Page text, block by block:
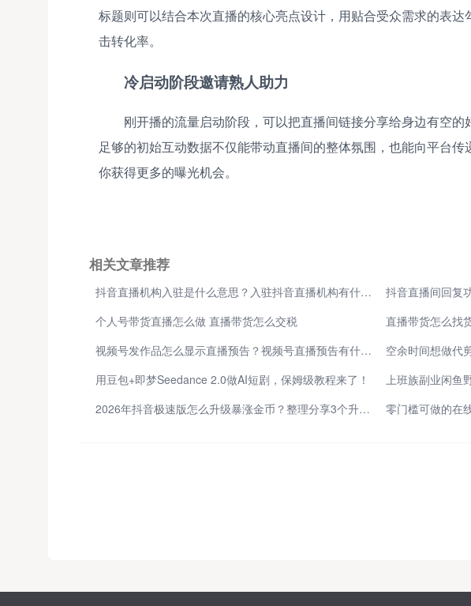
标题则可以结合本次直播的核心亮点设计，用贴合受众需求的表
击转化率。
冷启动阶段邀请熟人助力
刚开播的流量启动阶段，可以把直播间链接分享给身边有空的
足够的初始互动数据不仅能带动直播间的整体氛围，也能向平台
你获得更多的曝光机会。
相关文章推荐
抖音直播机构入驻是什么意思？入驻抖音直播机构有什么好处？
抖音直播间回复
个人号带货直播怎么做 直播带货怎么交税
视频号发作品怎么显示直播预告？视频号直播预告有什么作用？
用豆包+即梦Seedance 2.0做AI短剧，保姆级教程来了！
上班族副业闲鱼
2026年抖音极速版怎么升级暴涨金币？整理分享3个升级暴涨金币的方法，亲测有效！